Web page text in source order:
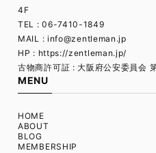
4F
TEL : 06-7410-1849
MAIL : info@zentleman.jp
HP : https://zentleman.jp/
古物商許可証 : 大阪府公安委員会
MENU
HOME
ABOUT
BLOG
MEMBERSHIP